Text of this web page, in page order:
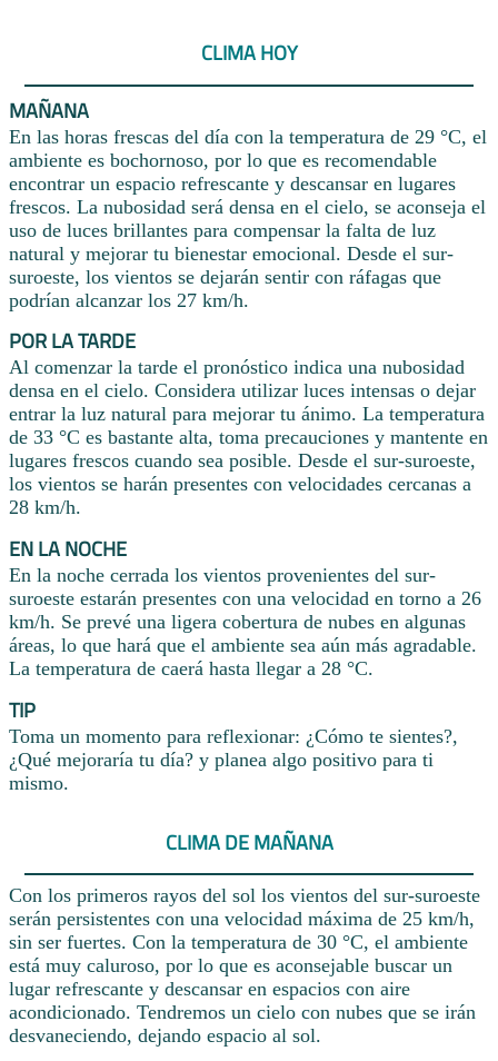
CLIMA HOY
MAÑANA
En las horas frescas del día con la temperatura de 29 °C, el
ambiente es bochornoso, por lo que es recomendable
encontrar un espacio refrescante y descansar en lugares
frescos. La nubosidad será densa en el cielo, se aconseja el
uso de luces brillantes para compensar la falta de luz
natural y mejorar tu bienestar emocional. Desde el sur-
suroeste, los vientos se dejarán sentir con ráfagas que
podrían alcanzar los 27 km/h.
POR LA TARDE
Al comenzar la tarde el pronóstico indica una nubosidad
densa en el cielo. Considera utilizar luces intensas o dejar
entrar la luz natural para mejorar tu ánimo. La temperatura
de 33 °C es bastante alta, toma precauciones y mantente en
lugares frescos cuando sea posible. Desde el sur-suroeste,
los vientos se harán presentes con velocidades cercanas a
28 km/h.
EN LA NOCHE
En la noche cerrada los vientos provenientes del sur-
suroeste estarán presentes con una velocidad en torno a 26
km/h. Se prevé una ligera cobertura de nubes en algunas
áreas, lo que hará que el ambiente sea aún más agradable.
La temperatura de caerá hasta llegar a 28 °C.
TIP
Toma un momento para reflexionar: ¿Cómo te sientes?,
¿Qué mejoraría tu día? y planea algo positivo para ti
mismo.
CLIMA DE MAÑANA
Con los primeros rayos del sol los vientos del sur-suroeste
serán persistentes con una velocidad máxima de 25 km/h,
sin ser fuertes. Con la temperatura de 30 °C, el ambiente
está muy caluroso, por lo que es aconsejable buscar un
lugar refrescante y descansar en espacios con aire
acondicionado. Tendremos un cielo con nubes que se irán
desvaneciendo, dejando espacio al sol.